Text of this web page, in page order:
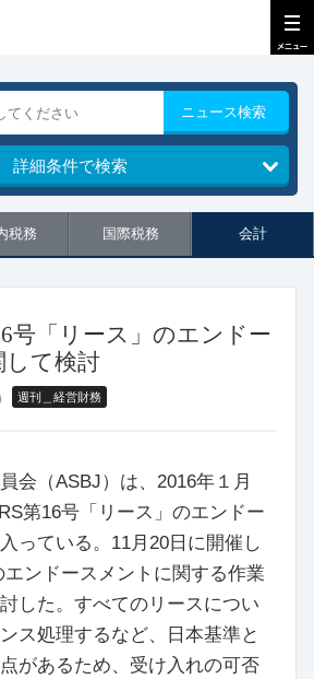
ニュース検索
詳細条件で検索
税務 国際税務 会計
号「リース」のエンドー
して検討
週刊＿経営財務
会（ASBJ）は、2016年１月
第16号「リース」のエンドー
っている。11月20日に開催し
エンドースメントに関する作業
した。すべてのリースについ
ス処理するなど、日本基準と
があるため、受け入れの可否